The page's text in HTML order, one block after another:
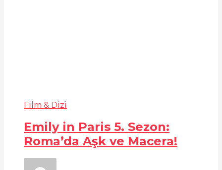
Film & Dizi
Emily in Paris 5. Sezon:
Roma’da Aşk ve Macera!